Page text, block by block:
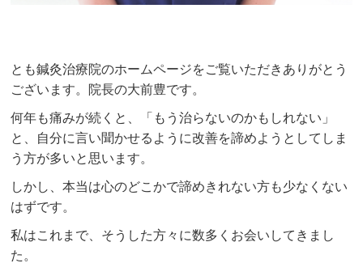
とも鍼灸治療院のホームページをご覧いただきありがとう
ございます。院長の大前豊です。
何年も痛みが続くと、「もう治らないのかもしれない」
と、自分に言い聞かせるように改善を諦めようとしてしま
う方が多いと思います。
しかし、本当は心のどこかで諦めきれない方も少なくない
はずです。
私はこれまで、そうした方々に数多くお会いしてきまし
た。